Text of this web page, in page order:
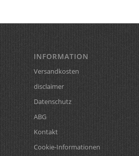
INFORMATION
Versandkosten
disclaimer
Datenschutz
ABG
Kontakt
Cookie-Informationen